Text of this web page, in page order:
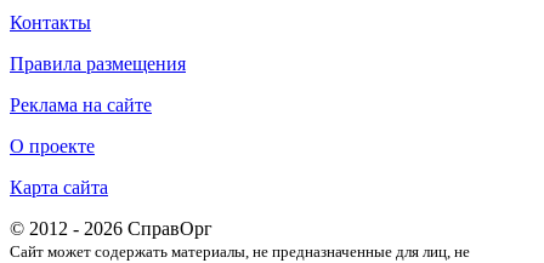
Контакты
Правила размещения
Реклама на сайте
О проекте
Карта сайта
© 2012 - 2026 СправОрг
Сайт может содержать материалы, не предназначенные для лиц, не